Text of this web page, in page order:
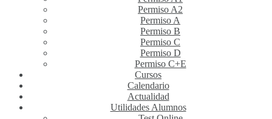
Permiso A2
Permiso A
Permiso B
Permiso C
Permiso D
Permiso C+E
Cursos
Calendario
Actualidad
Utilidades Alumnos